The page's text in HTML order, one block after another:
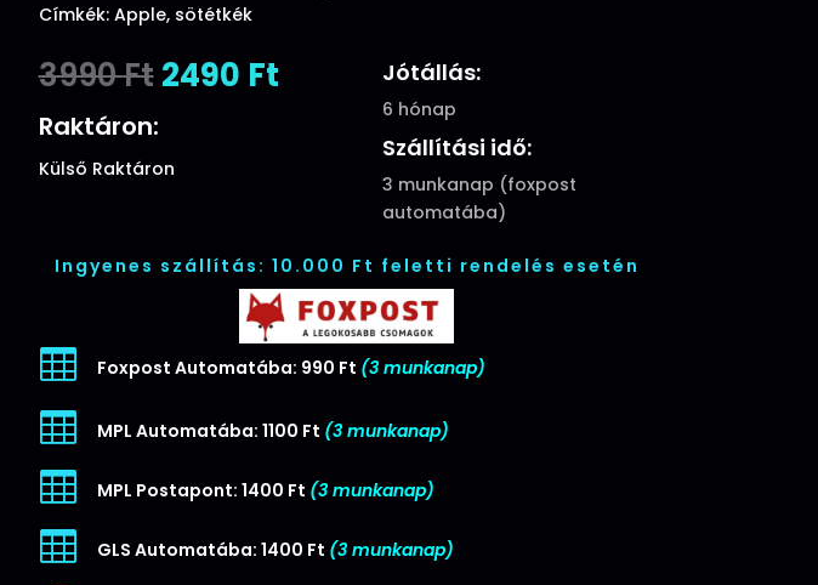
Címkék: Apple, sötétkék
3990Ft Original
price
3990 Ft.
2490 FtCurrent
price
2490 Ft.
Raktáron:
Külső Raktáron
Jótállás:
6 hónap
Szállítási idő:
3 munkanap (foxpost
automatába)
Ingyenes szállítás: 10.000 Ft feletti rendelés esetén
 Foxpost Automatába: 990 Ft (3 munkanap)
 MPL Automatába: 1100 Ft (3 munkanap)
 MPL Postapont: 1400 Ft (3 munkanap)
 GLS Automatába: 1400 Ft (3 munkanap)